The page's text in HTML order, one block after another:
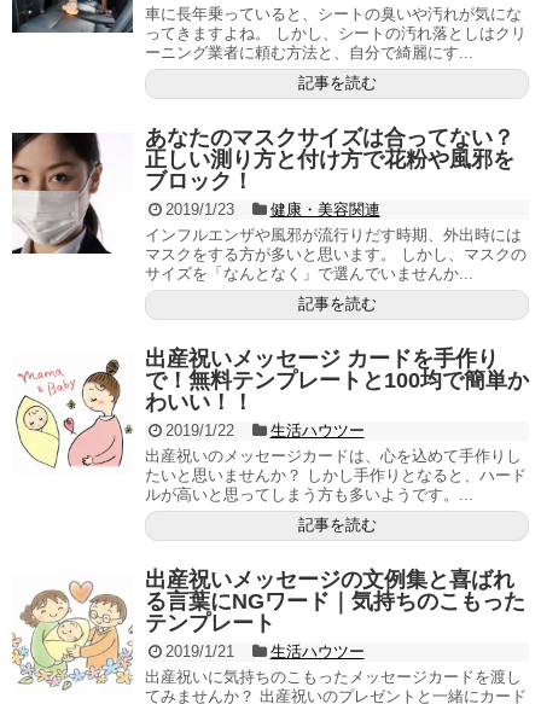
車に長年乗っていると、シートの臭いや汚れが気にな
ってきますよね。 しかし、シートの汚れ落としはクリ
ーニング業者に頼む方法と、自分で綺麗にす...
記事を読む
あなたのマスクサイズは合ってない？
正しい測り方と付け方で花粉や風邪を
ブロック！
2019/1/23
健康・美容関連
インフルエンザや風邪が流行りだす時期、外出時には
マスクをする方が多いと思います。 しかし、マスクの
サイズを「なんとなく」で選んでいませんか...
記事を読む
出産祝いメッセージ カードを手作り
で！無料テンプレートと100均で簡単か
わいい！！
2019/1/22
生活ハウツー
出産祝いのメッセージカードは、心を込めて手作りし
たいと思いませんか？ しかし手作りとなると、ハード
ルが高いと思ってしまう方も多いようです。...
記事を読む
出産祝いメッセージの文例集と喜ばれ
る言葉にNGワード｜気持ちのこもった
テンプレート
2019/1/21
生活ハウツー
出産祝いに気持ちのこもったメッセージカードを渡し
てみませんか？ 出産祝いのプレゼントと一緒にカード